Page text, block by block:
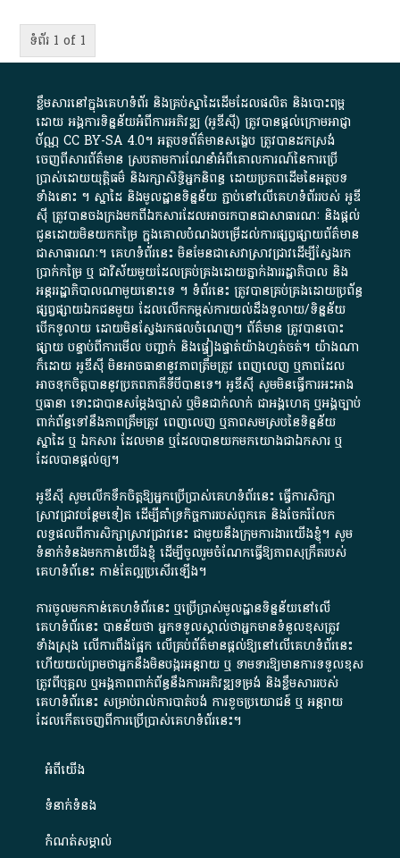
ទំព័រ 1 of 1
ខ្លឹមសារ​នៅ​ក្នុង​គេហទំព័រ និង​គ្រប់​ស្នា​ដៃ​ដើម​ដែល​ផលិត​ និង​បោះពុម្ព​
ដោយ​ អង្គការ​ទិន្នន័យ​អំពី​ការអភិវឌ្ឍ​​ (អូ​ឌី​ស៊ី)​ ត្រូវ​បាន​ផ្តល់​ក្រោម​អាជ្ញា
ប័ណ្ណ​CC BY-SA 4.0។​ អត្ថបទ​ព័ត៌មាន​សង្ខេប​ ត្រូវ​បាន​ដកស្រង់​
ចេញពី​សារព័ត៌មាន ស្របតាមការ​ណែនាំ​អំពី​គោលការណ៍​នៃ​ការ​ប្រើ
ប្រាស់​ដោយ​យុត្តិធម៌​ និង​រក្សាសិទ្ធិអ្នកនិពន្ធ ដោយ​ប្រភពដើម​នៃ​​អត្ថបទ
ទាំង​នោះ​ ។​ ស្នាដៃ​ និង​មូលដ្ឋាន​ទិន្នន័យ ​ភ្ជាប់​នៅ​លើ​គេហទំព័រ​របស់​ អូ​ឌី​
ស៊ី​ ត្រូវ​បាន​ចងក្រង​មក​ពី​ឯកសារ​ដែល​អាច​រក​បានជា​សាធារណៈ​ និង​ផ្តល់​
ជូន​ដោយ​មិន​យក​កម្រៃ​ ក្នុង​គោលបំណង​បម្រើ​ដល់ការ​ផ្សព្វផ្សាយ​ព័ត៌មាន​
ជា​សាធារណៈ​។​ គេហទំព័រ​នេះ​ មិនមែន​ជា​សេវា​ស្រាវជ្រាវ​ដើម្បី​ស្វែងរក
ប្រាក់​កម្រៃ​ ឬ​ ជា​វិស័យ​មួយ​ដែល​គ្រប់គ្រង​ដោយ​ភ្នាក់ងារ​រដ្ឋាភិបាល​ និង ​
អន្តររដ្ឋាភិបាល​ណាមួយ​នោះ​ទេ ​។​ ទំព័រ​នេះ​ ត្រូវ​បាន​គ្រប់គ្រង​ដោយ​ប្រព័ន្ធ​
ផ្សព្វផ្សាយ​ឯកជន​មួយ​ ដែល​លើកកម្ពស់​ការ​យល់​ដឹង​ទូលាយ​/​ទិន្នន័យ​
បើក​ទូលាយ​ ដោយ​មិនស្វែង​រក​ផល​ចំណេញ​។​ ព័ត៌មាន​ ត្រូវ​បាន​បោះ
ផ្សាយ​ បន្ទាប់​ពី​ការ​មើល​ បញ្ជាក់​ និង​ផ្ទៀងផ្ទាត់​យ៉ាង​ហ្មត់ចត់​។​ យ៉ាងណា​
ក៏​ដោយ​ អូ​ឌី​ស៊ី​ មិន​អាច​ធានា​នូវ​ភាព​ត្រឹមត្រូវ​ ពេញលេញ​ ឬ​ភាព​ដែល​
អាច​ទុកចិត្ត​បាននូវ​ប្រភព​ភាគី​ទី​បី​បាន​ទេ​។​ អូ​ឌី​ស៊ី​ សូម​មិន​ធ្វើការ​អះអាង​
ឬ​ធានា​ ទោះជា​បាន​សម្តែង​ច្បាស់​ ឬ​មិន​ជាក់លាក់​ ជា​អង្គហេតុ​ ឬ​អង្គច្បាប់​
ពាក់ព័ន្ធ​ទៅ​នឹង​ភាព​ត្រឹមត្រូវ​ ពេញលេញ​ ឬ​ភាព​សម​ស្រប​នៃ​ទិន្នន័យ​
ស្នាដៃ​ ឬ​ ឯកសារ​ ដែល​មាន​ ឬ​ដែល​បាន​យក​មក​យោង​ជា​ឯកសារ​ ឬ​
ដែល​បាន​ផ្តល់​ឲ្យ​។
អូឌីស៊ី សូមលើកទឹកចិត្តឱ្យអ្នកប្រើប្រាស់គេហទំព័រនេះ ធ្វើការសិក្សា
ស្រាវជ្រាវបន្ថែមទៀត ដើម្បីគាំទ្រកិច្ចការ​របស់ពួកគេ និងចែករំលែក
លទ្ធផលពីការសិក្សាស្រាវជ្រាវនេះ ជាមួយនឹងក្រុមការងារយើងខ្ញុំ។ សូម
ទំនាក់ទំនងមកកាន់យើងខ្ញុំ ដើម្បីចូលរួមចំណែកធ្វើឱ្យភាពសុក្រឹតរបស់
គេហទំព័នេះ កាន់តែល្អប្រសើរឡើង។
ការចូលមកកាន់គេហទំព័រនេះ ឬប្រើប្រាស់មូលដ្ឋានទិន្នន័យនៅលើ
គេហទំព័រនេះ បានន័យថា អ្នកទទួលស្គាល់ថាអ្នកមានទំនួលខុសត្រូវ
ទាំងស្រុង លើការពឹងផ្អែក លើគ្រប់ព័ត៌មានផ្តល់ឱ្យនៅលើគេហទំព័រនេះ
ហើយយល់ព្រមថាអ្នកនឹងមិនបង្ករអន្តរាយ ឬ ទាមទារ​ឱ្យមានការទទួលខុស​
ត្រូវពីបុគ្គល ឬអង្គភាពពាក់ព័ន្ធនឹងការអភិវឌ្ឍទម្រង់ និងខ្លឹមសាររបស់
គេហទំព័រនេះ សម្រាប់រាល់ការបាត់បង់ ការខូចប្រយោជន៍ ឬ អន្តរាយ
ដែលកើតចេញពីការប្រើប្រាស់គេហទំព័រនេះ។
អំពី​យើង​
ទំនាក់ទំនង
កំណត់សម្គាល់